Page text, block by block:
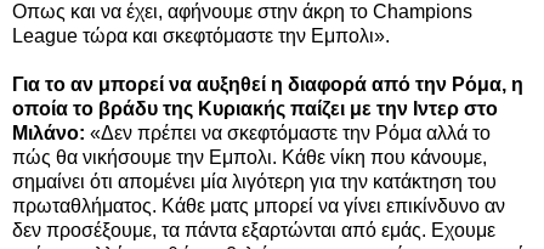
Οπως και να έχει, αφήνουμε στην άκρη το Champions
League τώρα και σκεφτόμαστε την Εμπολι».
Για το αν μπορεί να αυξηθεί η διαφορά από την Ρόμα, η
οποία το βράδυ της Κυριακής παίζει με την Ιντερ στο
Μιλάνο: «Δεν πρέπει να σκεφτόμαστε την Ρόμα αλλά το
πώς θα νικήσουμε την Εμπολι. Κάθε νίκη που κάνουμε,
σημαίνει ότι απομένει μία λιγότερη για την κατάκτηση του
πρωταθλήματος. Κάθε ματς μπορεί να γίνει επικίνδυνο αν
δεν προσέξουμε, τα πάντα εξαρτώνται από εμάς. Εχουμε